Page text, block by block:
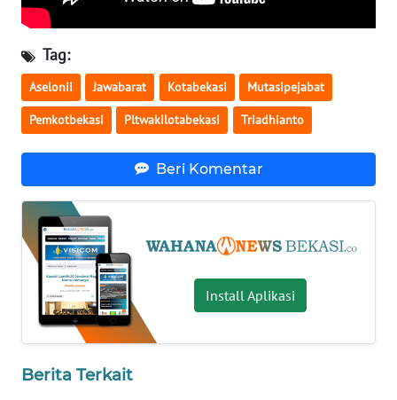
Tag:
Aselonii Jawabarat Kotabekasi Mutasipejabat
Pemkotbekasi Pltwakilotabekasi Triadhianto
Beri Komentar
Install Aplikasi
Berita Terkait
WN
WN
BENGKULU
WN
WN
JATENG
WN
NUSANTARA
JOGJA